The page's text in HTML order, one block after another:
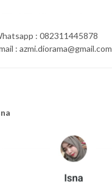
: 082311445878
: azmi.diorama@gmail.com